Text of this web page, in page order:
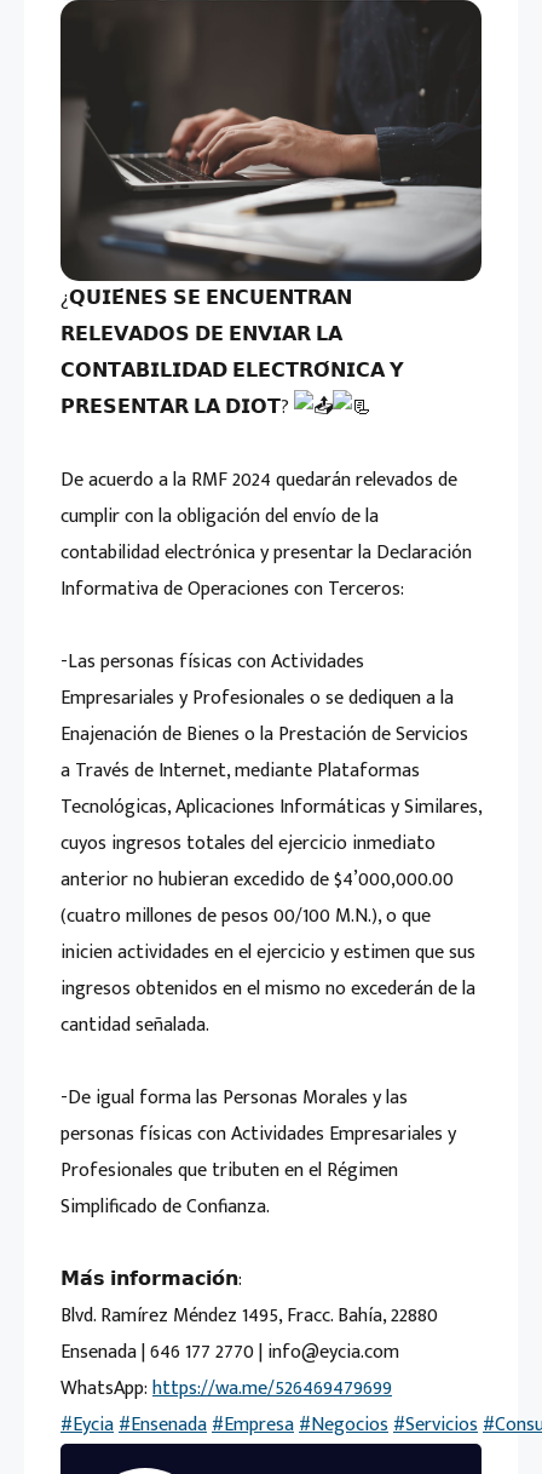
¿𝗤𝗨𝗜𝗘́𝗡𝗘𝗦 𝗦𝗘 𝗘𝗡𝗖𝗨𝗘𝗡𝗧𝗥𝗔𝗡
𝗥𝗘𝗟𝗘𝗩𝗔𝗗𝗢𝗦 𝗗𝗘 𝗘𝗡𝗩𝗜𝗔𝗥 𝗟𝗔
𝗖𝗢𝗡𝗧𝗔𝗕𝗜𝗟𝗜𝗗𝗔𝗗 𝗘𝗟𝗘𝗖𝗧𝗥𝗢́𝗡𝗜𝗖𝗔 𝗬
𝗣𝗥𝗘𝗦𝗘𝗡𝗧𝗔𝗥 𝗟𝗔 𝗗𝗜𝗢𝗧?
De acuerdo a la RMF 2024 quedarán relevados de
cumplir con la obligación del envío de la
contabilidad electrónica y presentar la Declaración
Informativa de Operaciones con Terceros:
-Las personas físicas con Actividades
Empresariales y Profesionales o se dediquen a la
Enajenación de Bienes o la Prestación de Servicios
a Través de Internet, mediante Plataformas
Tecnológicas, Aplicaciones Informáticas y Similares,
cuyos ingresos totales del ejercicio inmediato
anterior no hubieran excedido de $4’000,000.00
(cuatro millones de pesos 00/100 M.N.), o que
inicien actividades en el ejercicio y estimen que sus
ingresos obtenidos en el mismo no excederán de la
cantidad señalada.
-De igual forma las Personas Morales y las
personas físicas con Actividades Empresariales y
Profesionales que tributen en el Régimen
Simplificado de Confianza.
𝗠𝗮́𝘀 𝗶𝗻𝗳𝗼𝗿𝗺𝗮𝗰𝗶𝗼́𝗻:
Blvd. Ramírez Méndez 1495, Fracc. Bahía, 22880
Ensenada | 646 177 2770 | info@eycia.com
WhatsApp:https://wa.me/526469479699
#Eycia#Ensenada#Empresa#Negocios#Servicios